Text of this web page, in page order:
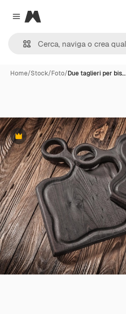
Close menu
Magnific
Home/Stock/Foto/Due taglieri per bis…
Premium